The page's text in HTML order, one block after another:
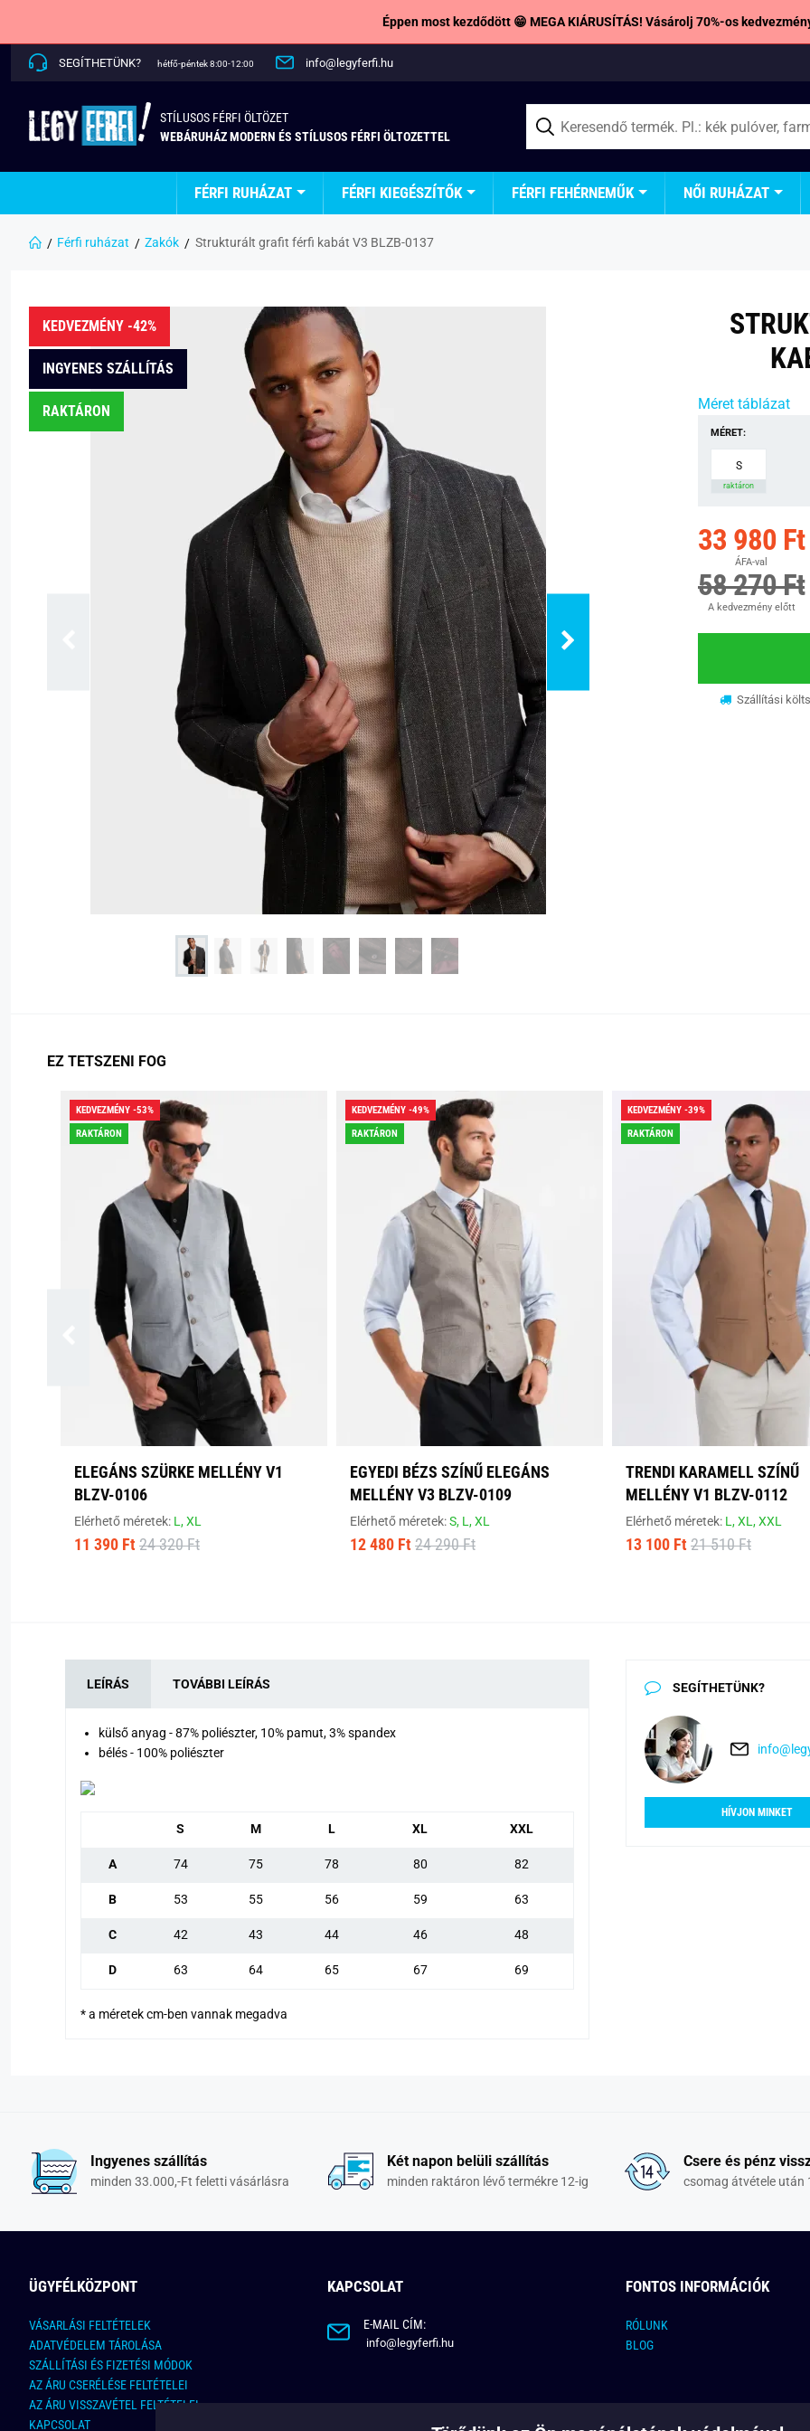
Éppen most kezdődött 😁 MEGA KIÁRUSÍTÁS! Vásárolj 70%-os
SEGÍTHETÜNK? hétfő-péntek 8:00-12:00 info@legyferfi.hu
STÍLUSOS FÉRFI ÖLTÖZET
WEBÁRUHÁZ MODERN ÉS STÍLUSOS FÉRFI ÖLTOZETTEL
FÉRFI RUHÁZAT FÉRFI KIEGÉSZÍTŐK FÉRFI FEHÉRNEMŰK NŐI RUHÁZAT
Férfi ruházat Zakók Strukturált grafit férfi kabát V3 BLZB-0137
KEDVEZMÉNY -42%
INGYENES SZÁLLÍTÁS
RAKTÁRON Méret táblázat
MÉRET:
S
raktáron
33 980 Ft
ÁFA-val
58 270 Ft
A kedvezmény előtt
Szállítási
EZ TETSZENI FOG
KEDVEZMÉNY -53%
RAKTÁRON
ELEGÁNS SZÜRKE MELLÉNY V1
BLZV-0106
Elérhető méretek: L,XL
11 390 Ft 24 320 Ft
KEDVEZMÉNY -49%
RAKTÁRON
EGYEDI BÉZS SZÍNŰ ELEGÁNS
MELLÉNY V3 BLZV-0109
Elérhető méretek:S, L,XL
12 480 Ft 24 290 Ft
KEDVEZMÉNY -39%
RAKTÁRON
TRENDI KARAMELL SZÍNŰ
MELLÉNY V1 BLZV-0112
Elérhető méretek: L,XL,XXL
13 100 Ft 21 510 Ft
LEÍRÁS TOVÁBBI LEÍRÁS
külső anyag - 87% poliészter, 10% pamut, 3% spandex
bélés - 100% poliészter
S M L XL XXL
A 74 75 78 80 82
B 53 55 56 59 63
C 42 43 44 46 48
D 63 64 65 67 69
* a méretek cm-ben vannak megadva
SEGÍTHETÜNK?
HÍVJON MINKET
Ingyenes szállítás
minden 33.000,-Ft feletti vásárlásra
Két napon belüli szállítás
minden raktáron lévő termékre 12-ig
Csere és pénz
csomag átvétele után
ÜGYFÉLKÖZPONT
VÁSARLÁSI FELTÉTELEK
ADATVÉDELEM TÁROLÁSA
SZÁLLÍTÁSI ÉS FIZETÉSI MÓDOK
AZ ÁRU CSERÉLÉSE FELTÉTELEI
AZ ÁRU VISSZAVÉTEL FELTÉTELEI
KAPCSOLAT
KAPCSOLAT
E-MAIL CÍM:
info@legyferfi.hu
FONTOS INFORMÁCIÓK
RÓLUNK
BLOG